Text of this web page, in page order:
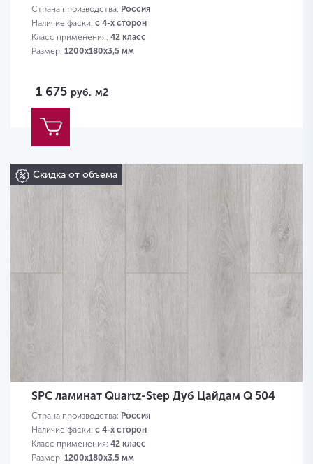
Страна производства: Россия
Наличие фаски: с 4-х сторон
Класс применения: 42 класс
Размер: 1200х180х3,5 мм
1 675 руб. м2
Скидка от объема
SPC ламинат Quartz-Step Дуб Цайдам Q 504
Страна производства: Россия
Наличие фаски: с 4-х сторон
Класс применения: 42 класс
Размер: 1200х180х3,5 мм